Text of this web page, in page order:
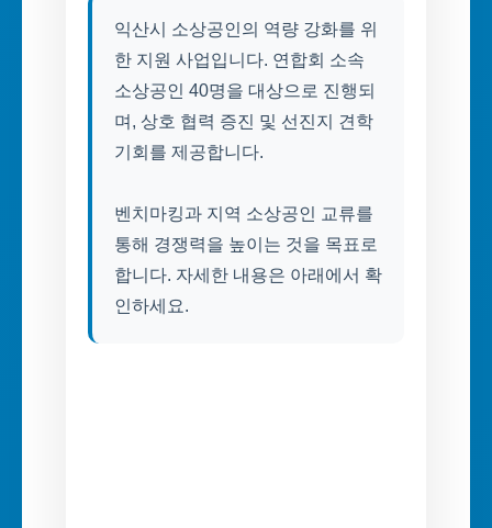
익산시 소상공인의 역량 강화를 위
한 지원 사업입니다. 연합회 소속
소상공인 40명을 대상으로 진행되
며, 상호 협력 증진 및 선진지 견학
기회를 제공합니다.
벤치마킹과 지역 소상공인 교류를
통해 경쟁력을 높이는 것을 목표로
합니다. 자세한 내용은 아래에서 확
인하세요.